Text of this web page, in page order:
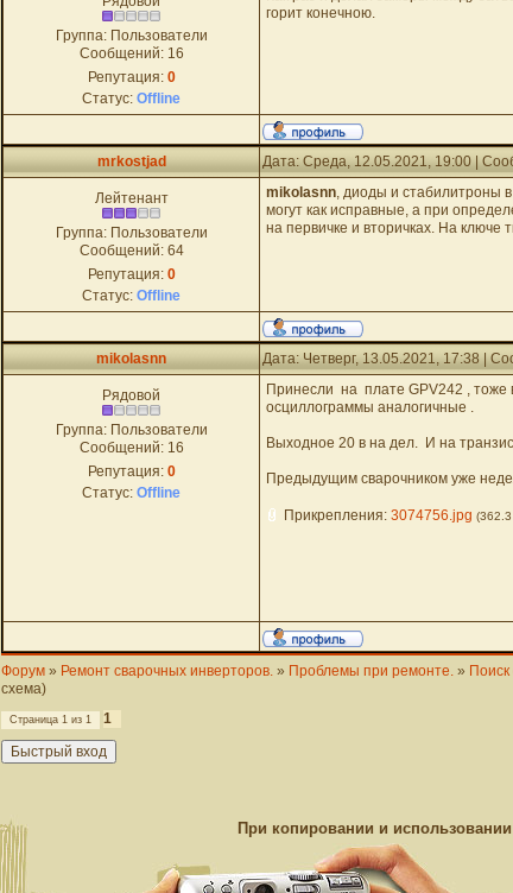
Группа: Пользователи
Сообщений: 16
Репутация: 0
Статус: Offline
горит конечною.
mrkostjad Дата: Среда, 12.05.2021, 19:00 |
Лейтенант
Группа: Пользователи
Сообщений: 64
Репутация: 0
Статус: Offline
mikolasnn, диоды и стабилитроны
могут как исправные, а при
на первичке и вторичках. На ключе
mikolasnn Дата: Четверг, 13.05.2021, 17:38 |
Рядовой
Группа: Пользователи
Сообщений: 16
Репутация: 0
Статус: Offline
Принесли на плате GPV242 , тоже
осциллограммы аналогичные .
Выходное 20 в на дел. И на
Предыдущим сварочником уже
Прикрепления: 3074756.jpg
Форум » Ремонт сварочных инверторов. » Проблемы при ремонте. »
схема)
Страница 1 из 1
1
При копировании и